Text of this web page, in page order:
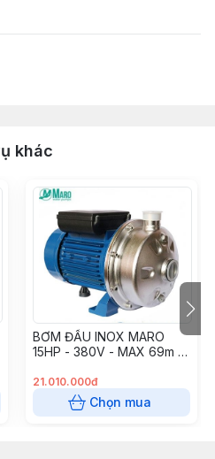
khác
BƠM ĐẦU INOX MARO
15HP - 380V - MAX 69m -
21.010.000đ
Chọn mua